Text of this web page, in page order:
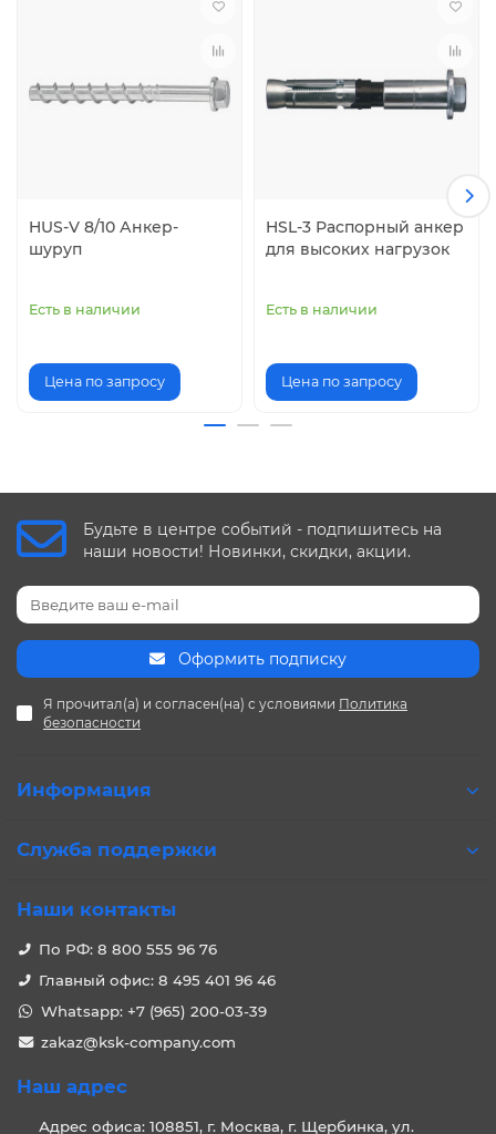
HUS-V 8/10 Анкер-
шуруп
Есть в наличии
Цена по запросу
HSL-3 Распорный анкер
для высоких нагрузок
Есть в наличии
Цена по запросу
Будьте в центре событий - подпишитесь на
наши новости! Новинки, скидки, акции.
Оформить подписку
Я прочитал(а) и согласен(на) с условиями Политика
безопасности
Информация
Служба поддержки
Наши контакты
По РФ: 8 800 555 96 76
Главный офис: 8 495 401 96 46
Whatsapp: +7 (965) 200-03-39
zakaz@ksk-company.com
Наш адрес
Адрес офиса: 108851, г. Москва, г. Щербинка, ул.